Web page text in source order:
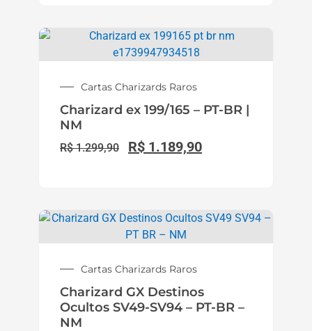
Cartas Charizards Raros
Charizard ex 199/165 – PT-BR |
NM
R$1.299,90 R$ 1.189,90
Cartas Charizards Raros
Charizard GX Destinos
Ocultos SV49-SV94 – PT-BR –
NM